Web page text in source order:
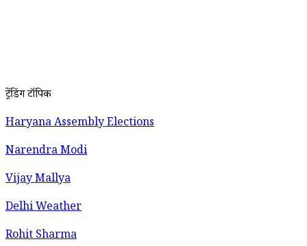
ट्रेंडिंग टॉपिक
Haryana Assembly Elections
Narendra Modi
Vijay Mallya
Delhi Weather
Rohit Sharma